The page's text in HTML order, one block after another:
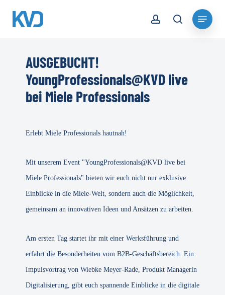
search
Menu
AUSGEBUCHT!
YoungProfessionals@KVD live
bei Miele Professionals
Erlebt Miele Professionals hautnah!
Mit unserem Event "YoungProfessionals@KVD live bei
Miele Professionals" bieten wir euch nicht nur exklusive
Einblicke in die Miele-Welt, sondern auch die Möglichkeit,
gemeinsam an innovativen Ideen und Ansätzen zu arbeiten.
Am ersten Tag startet ihr mit einer Werksführung und
erfahrt die Besonderheiten vom B2B-Geschäftsbereich. Ein
Impulsvortrag von Wiebke Meyer-Rade, Produkt Managerin
Digitalisierung, gibt euch spannende Einblicke in die digitale
Close